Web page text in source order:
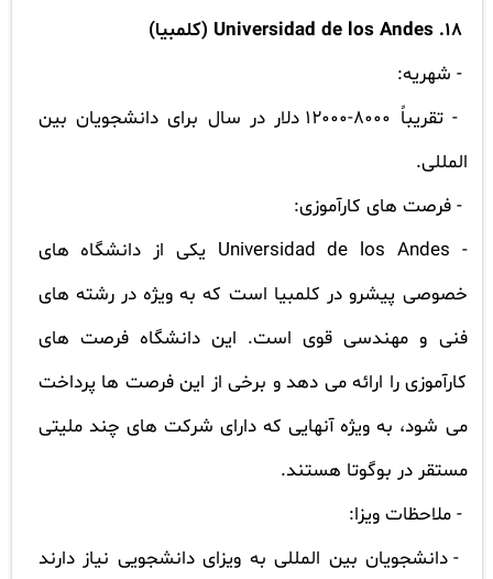
18.
Universidad de los Andes (کلمبیا)
- شهریه:
- تقریباً 8000-12000 دلار در سال برای دانشجویان بین
المللی.
- فرصت های کارآموزی:
-
Universidad de los Andes یکی از دانشگاه های
خصوصی پیشرو در کلمبیا است که به ویژه در رشته های
فنی و مهندسی قوی است. این دانشگاه فرصت های
کارآموزی را ارائه می دهد و برخی از این فرصت ها پرداخت
می شود، به ویژه آنهایی که دارای شرکت های چند ملیتی
مستقر در بوگوتا هستند.
- ملاحظات ویزا:
- دانشجویان بین المللی به ویزای دانشجویی نیاز دارند